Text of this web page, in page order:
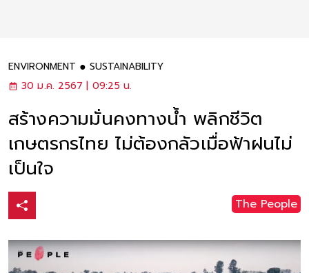
ENVIRONMENT
SUSTAINABILITY
30 ม.ค. 2567 | 09:25 น.
สร้างความมั่นคงทางน้ำ พลิกชีวิต
เกษตรกรไทย ไม่ต้องกลัวเมื่อฟ้าฝนไม่
เป็นใจ
The People